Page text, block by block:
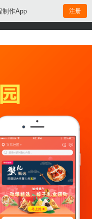
制作App 注册